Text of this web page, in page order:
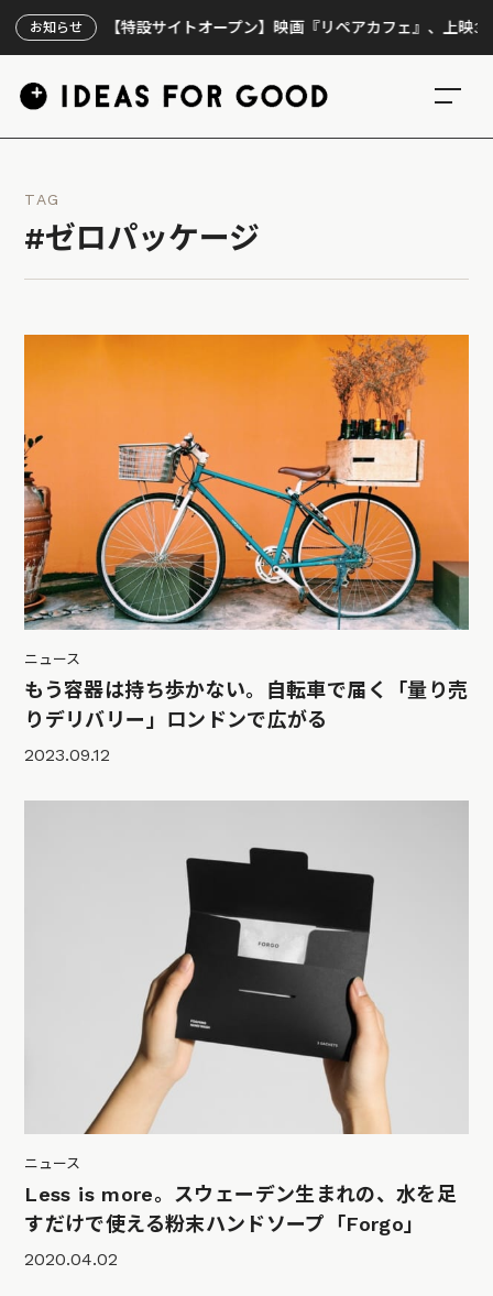
お知らせ
【特設サイトオープン】映画『リペアカフェ』、上映300回の先
TAG
#ゼロパッケージ
ニュース
もう容器は持ち歩かない。自転車で届く「量り売
りデリバリー」ロンドンで広がる
2023.09.12
ニュース
Less is more。スウェーデン生まれの、水を足
すだけで使える粉末ハンドソープ「Forgo」
2020.04.02